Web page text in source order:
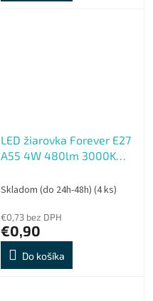
LED žiarovka Forever E27
A55 4W 480lm 3000K
Skladom (do 24h-48h) (4 ks)
€0,73 bez DPH
€0,90
Do košíka